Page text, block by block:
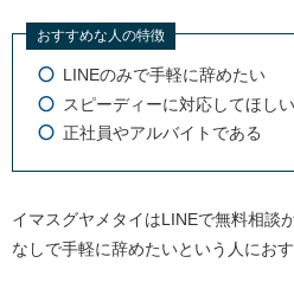
おすすめな人の特徴
LINEのみで手軽に辞めたい
スピーディーに対応してほしい
正社員やアルバイトである
イマスグヤメタイはLINEで無料相談
なしで手軽に辞めたいという人におす